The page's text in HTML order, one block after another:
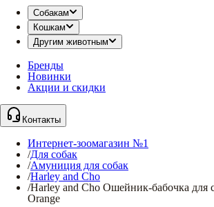
Собакам
Кошкам
Другим животным
Бренды
Новинки
Акции и скидки
Контакты
Интернет-зоомагазин №1
/Для собак
/Амуниция для собак
/Harley and Cho
/Harley and Cho Ошейник-бабочка для
Orange